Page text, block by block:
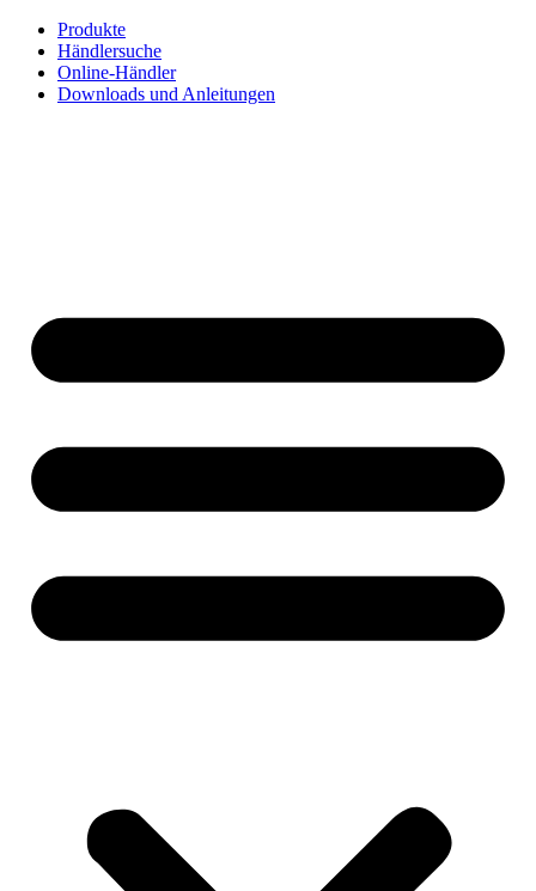
Zum
Inhalt
springen
Produkte
Händlersuche
Online-Händler
Downloads und Anleitungen